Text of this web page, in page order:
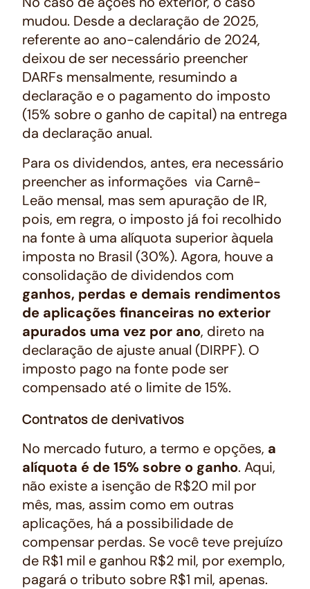
mudou. Desde a declaração de 2025,
referente ao ano-calendário de 2024,
deixou de ser necessário preencher
DARFs mensalmente, resumindo a
declaração e o pagamento do imposto
(15% sobre o ganho de capital) na entrega
da declaração anual.
Para os dividendos, antes, era necessário
preencher as informações via Carnê-
Leão mensal, mas sem apuração de IR,
pois, em regra, o imposto já foi recolhido
na fonte à uma alíquota superior àquela
imposta no Brasil (30%). Agora, houve a
consolidação de dividendos com
ganhos, perdas e demais rendimentos
de aplicações financeiras no exterior
apurados uma vez por ano, direto na
declaração de ajuste anual (DIRPF). O
imposto pago na fonte pode ser
compensado até o limite de 15%.
Contratos de derivativos
No mercado futuro, a termo e opções, a
alíquota é de 15% sobre o ganho. Aqui,
não existe a isenção de R$20 mil por
mês, mas, assim como em outras
aplicações, há a possibilidade de
compensar perdas. Se você teve prejuízo
de R$1 mil e ganhou R$2 mil, por exemplo,
pagará o tributo sobre R$1 mil, apenas.